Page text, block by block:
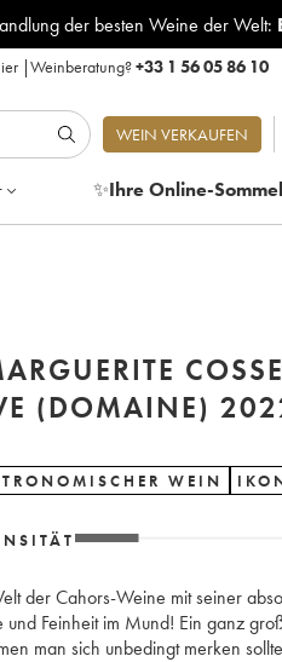
der besten Weine der Welt:
|Weinberatung?+33 1 56 05 86 10
WEIN VERKAUFEN
✨Ihre Online-
MAISONNEUVE
WEIN
der Cahors-Weine mit seiner
Feinheit im Mund! Ein ganz
man sich unbedingt merken